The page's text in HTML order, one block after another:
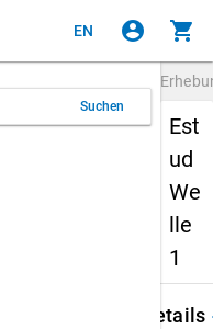
EN account_circle shopping_cart
Suchen
Est
ud
We
lle
1
Details